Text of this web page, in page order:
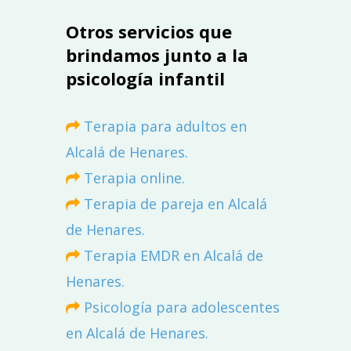
Otros servicios que
brindamos junto a la
psicología infantil
Terapia para adultos en
Alcalá de Henares.
Terapia online.
Terapia de pareja en Alcalá
de Henares.
Terapia EMDR en Alcalá de
Henares.
Psicología para adolescentes
en Alcalá de Henares.